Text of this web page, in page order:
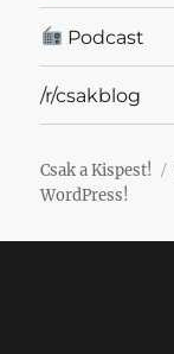
Podcast
/r/csakblog
Csak a Kispest!
WordPress!